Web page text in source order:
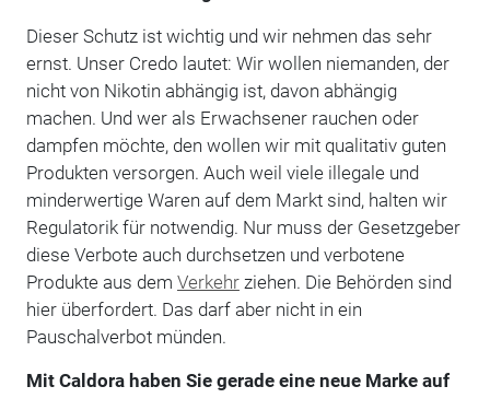
Dieser Schutz ist wichtig und wir nehmen das sehr
ernst. Unser Credo lautet: Wir wollen niemanden, der
nicht von Nikotin abhängig ist, davon abhängig
machen. Und wer als Erwachsener rauchen oder
dampfen möchte, den wollen wir mit qualitativ guten
Produkten versorgen. Auch weil viele illegale und
minderwertige Waren auf dem Markt sind, halten wir
Regulatorik für notwendig. Nur muss der Gesetzgeber
diese Verbote auch durchsetzen und verbotene
Produkte aus dem Verkehrziehen. Die Behörden sind
hier überfordert. Das darf aber nicht in ein
Pauschalverbot münden.
Mit Caldora haben Sie gerade eine neue Marke auf